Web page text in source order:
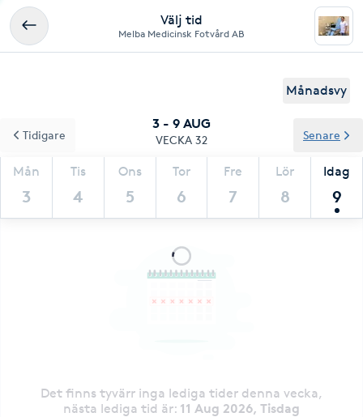
Välj tid
Melba Medicinsk Fotvård AB
Månadsvy
3 - 9 AUG
VECKA 32
Mån
3
Tis
4
Ons
5
Tor
6
Fre
7
Lör
8
Idag
9
Tidigare Senare
Det finns tyvärr inga lediga tider denna vecka,
nästa lediga tid är: 11 Aug 2026, Tisdag